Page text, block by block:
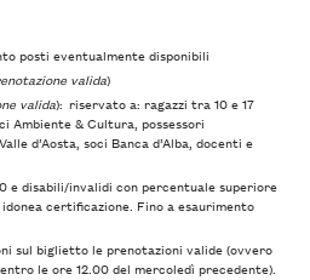
posti eventualmente disponibili
valida)
valida): riservato a: ragazzi tra 10 e 17
Ambiente & Cultura, possessori
d’Aosta, soci Banca d’Alba, docenti e
e disabili/invalidi con percentuale superiore
certificazione. Fino a esaurimento
sul biglietto le prenotazioni valide (ovvero
le ore 12.00 del mercoledì precedente).